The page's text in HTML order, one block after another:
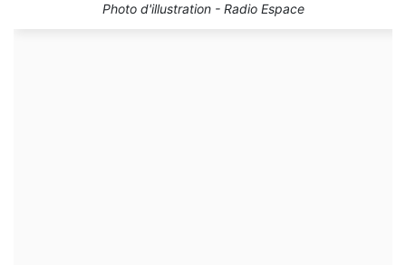
Photo d'illustration - Radio Espace